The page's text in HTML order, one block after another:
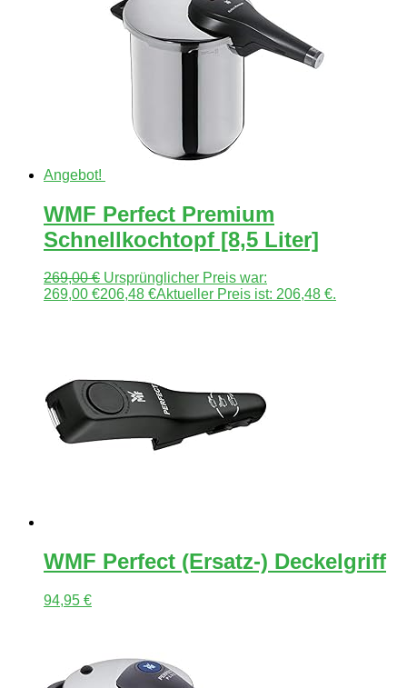
Angebot!
WMF Perfect Premium
Schnellkochtopf [8,5 Liter]
269,00€ Ursprünglicher Preis war:
269,00 €206,48 €Aktueller Preis ist: 206,48 €.
WMF Perfect (Ersatz-) Deckelgriff
94,95 €